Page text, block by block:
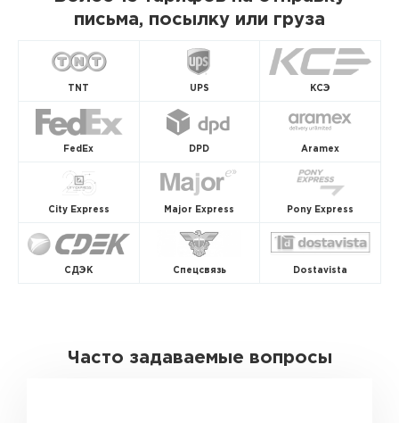
письма, посылку или груза
TNT UPS КСЭ
FedEx DPD Aramex
City Express Major Express Pony Express
СДЭК Спецсвязь Dostavista
Часто задаваемые вопросы